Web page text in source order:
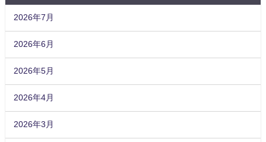
2026年7月
2026年6月
2026年5月
2026年4月
2026年3月